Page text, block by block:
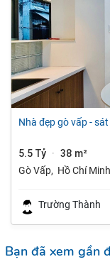
nhà đẹp gò vấp -
5.5 Tỷ · 38 m²
Gò Vấp, Hồ Chí Minh
Trường Thành
Bạn đã xem gần